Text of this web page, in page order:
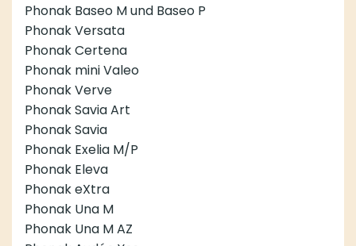
Phonak Baseo M und Baseo P
Phonak Versata
Phonak Certena
Phonak mini Valeo
Phonak Verve
Phonak Savia Art
Phonak Savia
Phonak Exelia M/P
Phonak Eleva
Phonak eXtra
Phonak Una M
Phonak Una M AZ